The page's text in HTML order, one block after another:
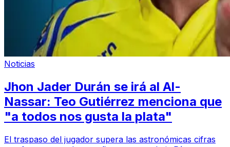
Noticias
Jhon Jader Durán se irá al Al-
Nassar: Teo Gutiérrez menciona que
"a todos nos gusta la plata"
El traspaso del jugador supera las astronómicas cifras